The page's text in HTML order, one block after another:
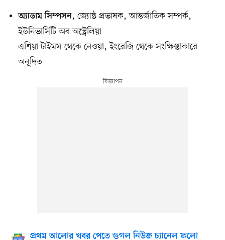
অ্যাডাম সিম্পসন, জ্যোষ্ঠ প্রভাষক, আন্তর্জাতিক সম্পর্ক,
ইউনিভার্সিটি অব অস্ট্রেলিয়া
এশিয়া টাইমস থেকে নেওয়া, ইংরেজি থেকে সংক্ষিপ্তাকারে
অনূদিত
প্রথম আলোর খবর পেতে গুগল নিউজ চ্যানেল ফলো